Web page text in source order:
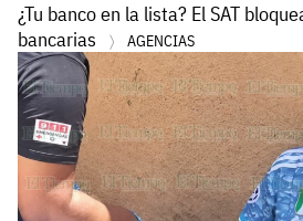
¿Tu banco en la lista? El SAT
bancarias
AGENCIAS